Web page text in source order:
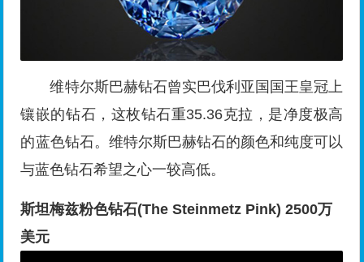
维特尔斯巴赫钻石曾实巴伐利亚国国王皇冠上
镶嵌的钻石，这枚钻石重35.36克拉，是净度极高
的蓝色钻石。维特尔斯巴赫钻石的颜色和纯度可以
与蓝色钻石希望之心一较高低。
斯坦梅兹粉色钻石(The Steinmetz Pink) 2500万
美元